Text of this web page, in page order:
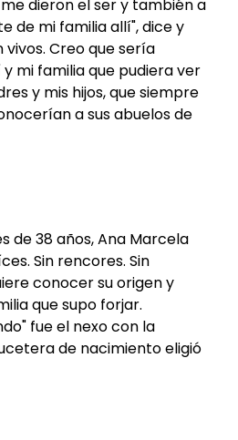
dieron el ser y también a
de mi familia allí", dice y
vivos. Creo que sería
mi familia que pudiera ver
y mis hijos, que siempre
a sus abuelos de
de 38 años, Ana Marcela
Sin rencores. Sin
conocer su origen y
que supo forjar.
fue el nexo con la
de nacimiento eligió